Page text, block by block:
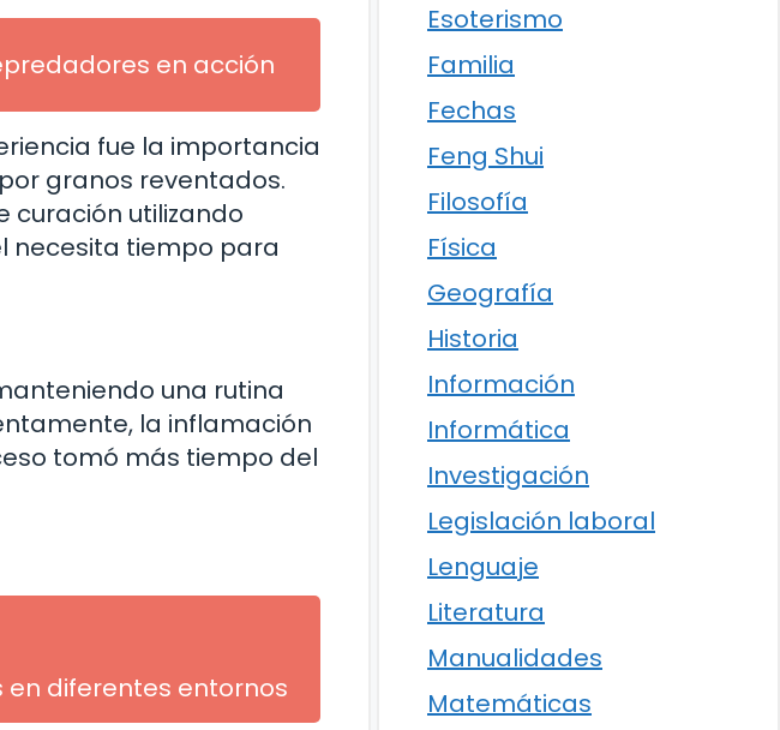
en acción
fue la importancia
granos reventados.
curación utilizando
necesita tiempo para
una rutina
la inflamación
tomó más tiempo del
en diferentes entornos
Esoterismo
Familia
Fechas
Feng Shui
Filosofía
Física
Geografía
Historia
Información
Informática
Investigación
Legislación laboral
Lenguaje
Literatura
Manualidades
Matemáticas